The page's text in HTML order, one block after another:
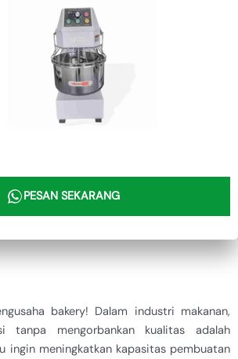
PESAN SEKARANG
bakery! Dalam industri makanan,
tanpa mengorbankan kualitas adalah
ingin meningkatkan kapasitas pembuatan